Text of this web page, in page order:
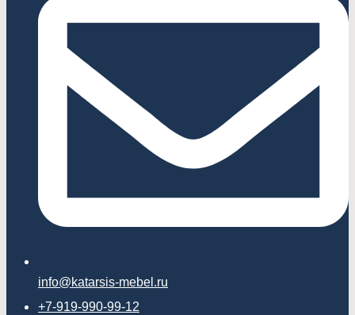
info@katarsis-mebel.ru
+7-919-990-99-12